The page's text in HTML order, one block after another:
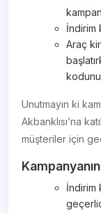
İndirim
Araç
Unutmayın ki
Akbanklısı’na
müşteriler için
İndirim